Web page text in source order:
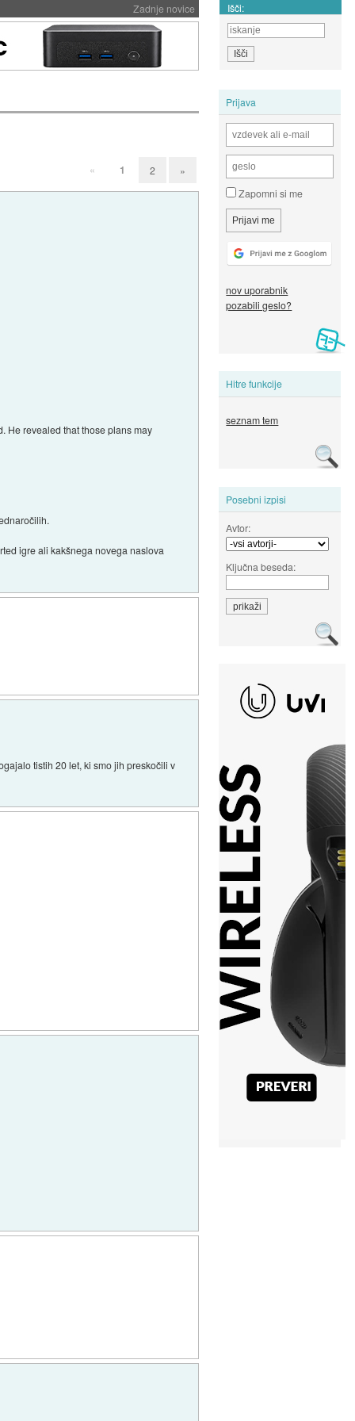
Zadnje novice Išči:
Prijava
Zapomni si me
nov uporabnik
pozabili geslo?
Hitre funkcije
seznam tem
Posebni izpisi
Avtor:
Ključna beseda:
« 1 2 »
He revealed that those plans may
igre ali kakšnega novega naslova
tistih 20 let, ki smo jih preskočili v